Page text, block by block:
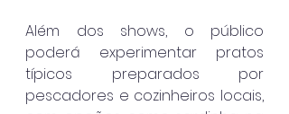
Além dos shows, o público
poderá experimentar pratos
típicos preparados por
pescadores e cozinheiros locais,